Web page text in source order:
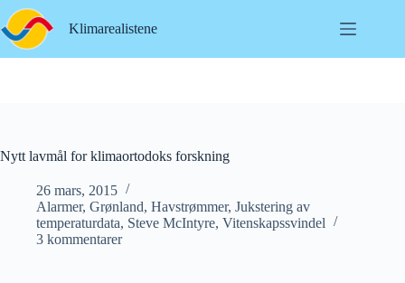
Hopp
til
innholdet
Klimarealistene
Nytt lavmål for klimaortodoks forskning
26 mars, 2015
Alarmer, Grønland, Havstrømmer, Jukstering av
temperaturdata, Steve McIntyre, Vitenskapssvindel
3 kommentarer